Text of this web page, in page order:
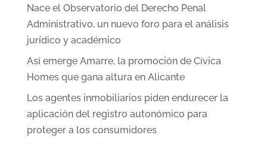
Nace el Observatorio del Derecho Penal
Administrativo, un nuevo foro para el análisis
jurídico y académico
Así emerge Amarre, la promoción de Cívica
Homes que gana altura en Alicante
Los agentes inmobiliarios piden endurecer la
aplicación del registro autonómico para
proteger a los consumidores